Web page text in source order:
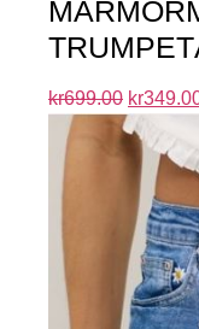
kr699.00 kr